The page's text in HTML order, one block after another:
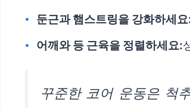
둔근과 햄스트링을 강화하세
어깨와 등 근육을 정렬하세요:
꾸준한 코어 운동은 척